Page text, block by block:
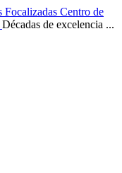
Centro de
Décadas de excelencia ...